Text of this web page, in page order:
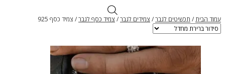
עמוד הבית/ תכשיטים לגבר/ צמידים לגבר/ צמיד כסף לגבר/ צמיד כסף 925